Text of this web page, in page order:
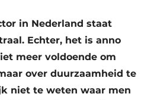
in Nederland staat
Echter, het is anno
meer voldoende om
over duurzaamheid te
niet te weten waar men